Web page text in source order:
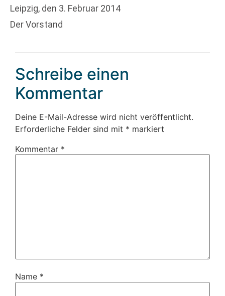
Leipzig, den 3. Februar 2014
Der Vorstand
Schreibe einen
Kommentar
Deine E-Mail-Adresse wird nicht veröffentlicht.
Erforderliche Felder sind mit * markiert
Kommentar *
Name *